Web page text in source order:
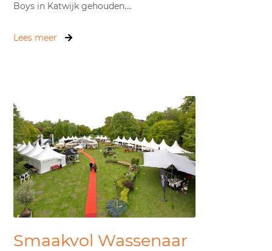
Boys in Katwijk gehouden....
Lees meer
Smaakvol Wassenaar